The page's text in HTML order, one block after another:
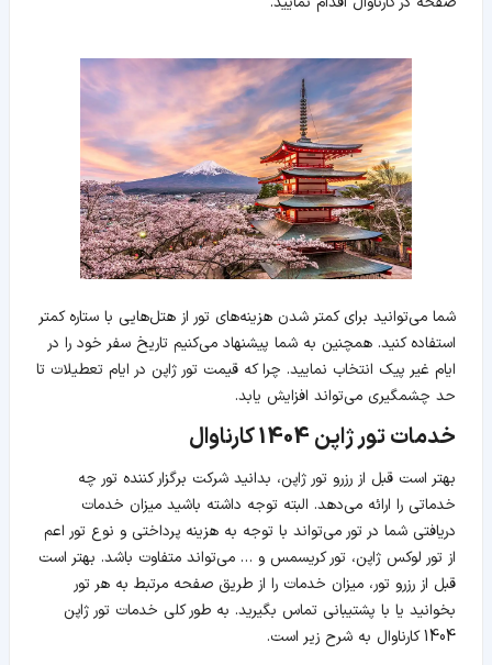
شما می‌توانید برای کمتر شدن هزینه‌های تور از هتل‌هایی با ستاره کمتر
استفاده کنید. همچنین به شما پیشنهاد می‌کنیم تاریخ سفر خود را در
ایام غیر پیک انتخاب نمایید. چرا که قیمت تور ژاپن در ایام تعطیلات تا
حد چشمگیری می‌تواند افزایش یابد.
خدمات تور ژاپن 1404 کارناوال
بهتر است قبل از رزرو تور ژاپن، بدانید شرکت برگزار کننده تور چه
خدماتی را ارائه می‌دهد. البته توجه داشته باشید میزان خدمات
دریافتی شما در تور می‌تواند با توجه به هزینه پرداختی و نوع تور اعم
از تور لوکس ژاپن، تور کریسمس و … می‌تواند متفاوت باشد. بهتر است
قبل از رزرو تور، میزان خدمات را از طریق صفحه مرتبط به هر تور
بخوانید یا با پشتیبانی تماس بگیرید. به طور کلی خدمات تور ژاپن
1404 کارناوال به شرح زیر است.